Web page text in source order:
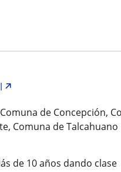
de Concepción,
Comuna de Talcahuano
más de 10 años dando clase